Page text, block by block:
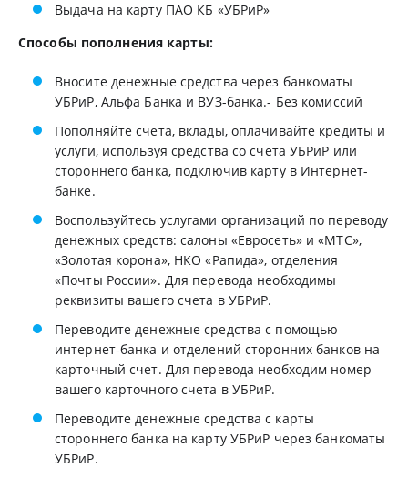
Выдача на карту ПАО КБ «УБРиР»
Способы пополнения карты:
Вносите денежные средства через банкоматы
УБРиР, Альфа Банка и ВУЗ-банка.- Без комиссий
Пополняйте счета, вклады, оплачивайте кредиты и
услуги, используя средства со счета УБРиР или
стороннего банка, подключив карту в Интернет-
банке.
Воспользуйтесь услугами организаций по переводу
денежных средств: салоны «Евросеть» и «МТС»,
«Золотая корона», НКО «Рапида», отделения
«Почты России». Для перевода необходимы
реквизиты вашего счета в УБРиР.
Переводите денежные средства с помощью
интернет-банка и отделений сторонних банков на
карточный счет. Для перевода необходим номер
вашего карточного счета в УБРиР.
Переводите денежные средства с карты
стороннего банка на карту УБРиР через банкоматы
УБРиР.